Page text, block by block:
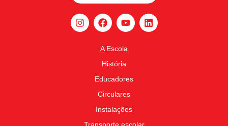
A Escola
História
Educadores
Circulares
Instalações